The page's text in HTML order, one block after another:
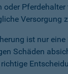
oder
Versorgung
ist nur
Schäden